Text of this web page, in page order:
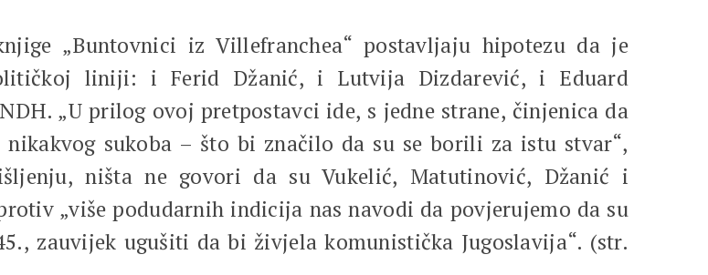
„Buntovnici iz Villefranchea“ postavljaju hipotezu da je
liniji: i Ferid Džanić, i Lutvija Dizdarević, i Eduard
„U prilog ovoj pretpostavci ide, s jedne strane, činjenica da
sukoba – što bi značilo da su se borili za istu stvar“,
ništa ne govori da su Vukelić, Matutinović, Džanić i
„više podudarnih indicija nas navodi da povjerujemo da su
zauvijek ugušiti da bi živjela komunistička Jugoslavija“. (str.